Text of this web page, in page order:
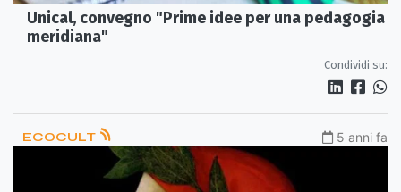
Unical, convegno "Prime idee per una pedagogia
meridiana"
Condividi su:
ECOCULT 5 anni fa